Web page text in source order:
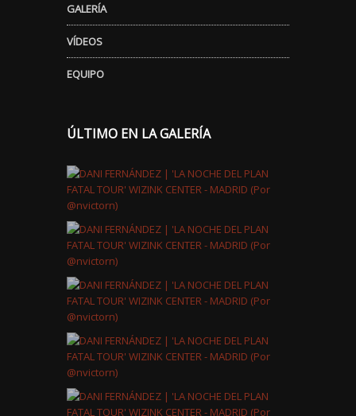
GALERÍA
VÍDEOS
EQUIPO
ÚLTIMO EN LA GALERÍA